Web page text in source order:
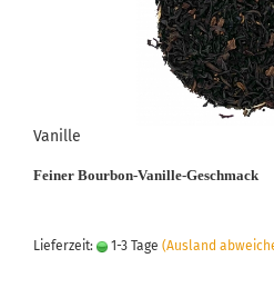
Vanille
Feiner Bourbon-Vanille-Geschmack
Lieferzeit: 1-3 Tage (Ausland